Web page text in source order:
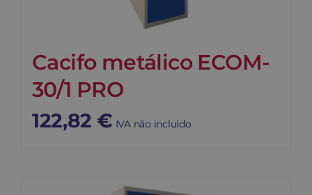
Cacifo metálico ECOM-
30/1 PRO
122,82 € IVA não incluído